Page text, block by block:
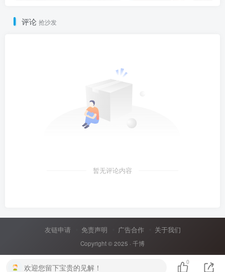
评论 抢沙发
暂无评论内容
友链申请 免责声明 广告合作 关于我们
Copyright © 2025 · 千博
欢迎您留下宝贵的见解！
0